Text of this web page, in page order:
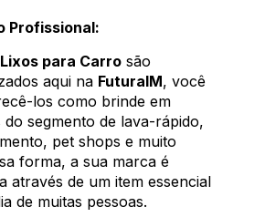
Profissional:
Lixos para Carro são
aqui na FuturaIM, você
los como brinde em
do segmento de lava-rápido,
pet shops e muito
forma, a sua marca é
através de um item essencial
de muitas pessoas.